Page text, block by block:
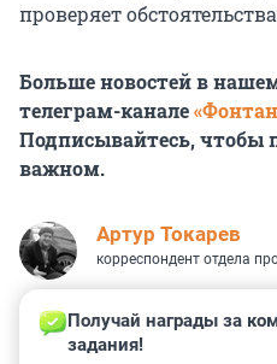
проверяет
Больше новостей в
телеграм-канале
Подписывайтесь, чтобы
важном.
Артур Токарев
корреспондент отдела
Получай награды за
задания!